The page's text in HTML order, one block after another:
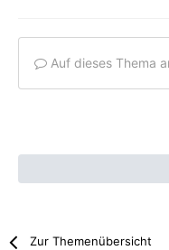
Auf dieses Thema
Zur Themenübersicht